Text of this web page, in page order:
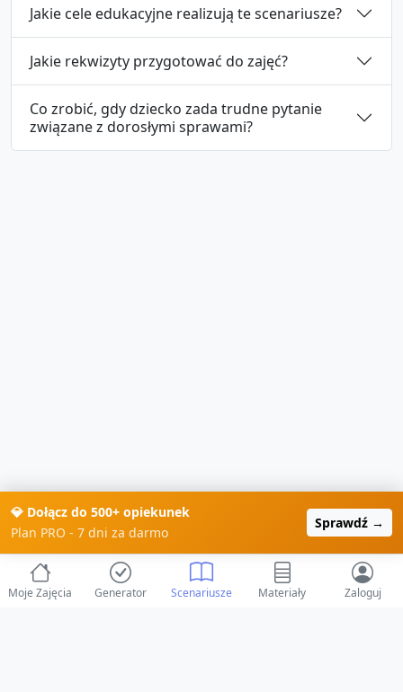
Jakie cele edukacyjne realizują te scenariusze?
Jakie rekwizyty przygotować do zajęć?
Co zrobić, gdy dziecko zada trudne pytanie
związane z dorosłymi sprawami?
💎 Dołącz do 500+ opiekunek
Plan PRO - 7 dni za darmo
Sprawdź →
Moje Zajęcia Generator Scenariusze Materiały Zaloguj